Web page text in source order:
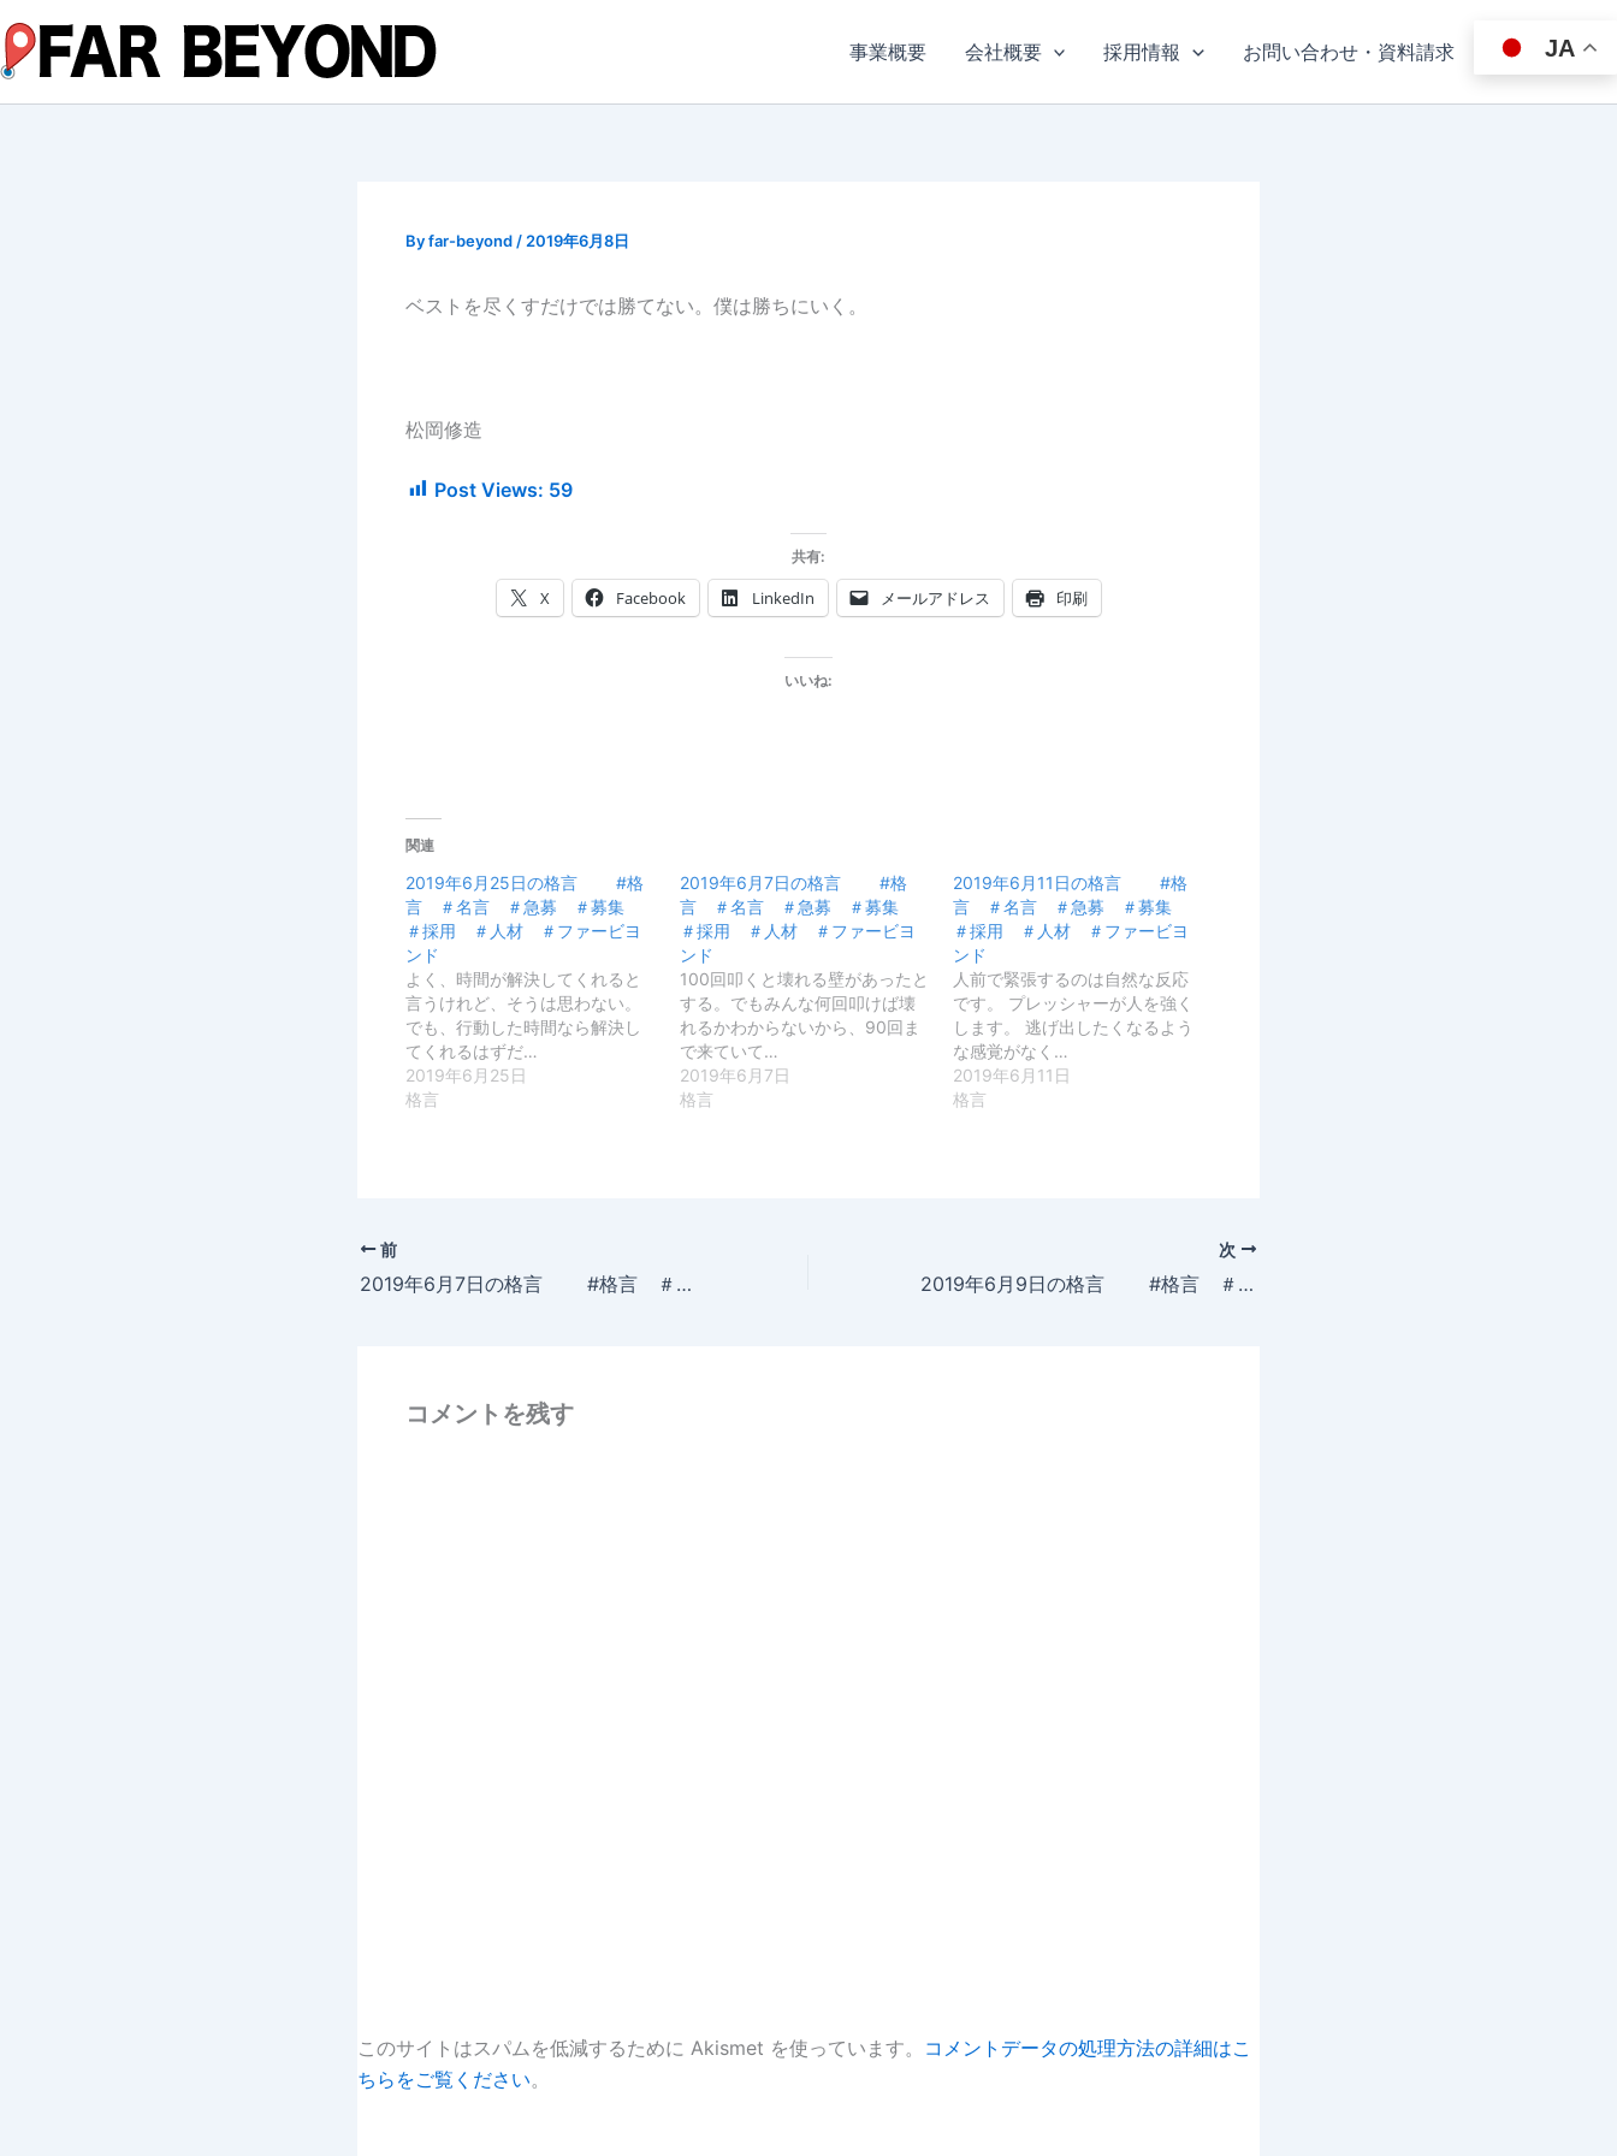
容
を
ス
事業概要 会社概要 採用情報 お問い合わせ・資料請求 JA
Byfar-beyond / 2019年6月8日
ベストを尽くすだけでは勝てない。僕は勝ちにいく。
松岡修造
Post Views: 59
共有:
X Facebook LinkedIn メールアドレス 印刷
いいね:
関連
2019年6月25日の格言 #格
言 ＃名言 ＃急募 ＃募集
＃採用 ＃人材 ＃ファービヨ
ンド
よく、時間が解決してくれると
言うけれど、そうは思わない。
でも、行動した時間なら解決し
てくれるはずだ…
2019年6月25日
格言
2019年6月7日の格言 #格
言 ＃名言 ＃急募 ＃募集
＃採用 ＃人材 ＃ファービヨ
ンド
100回叩くと壊れる壁があったと
する。でもみんな何回叩けば壊
れるかわからないから、90回ま
で来ていて…
2019年6月7日
格言
2019年6月11日の格言 #格
言 ＃名言 ＃急募 ＃募集
＃採用 ＃人材 ＃ファービヨ
ンド
人前で緊張するのは自然な反応
です。 プレッシャーが人を強く
します。 逃げ出したくなるよう
な感覚がなく…
2019年6月11日
格言
前
2019年6月7日の格言 #格言 ＃名言 ＃急募 ＃募集 ＃採用 ＃人材 ＃ファービヨンド
次
2019年6月9日の格言 #格言 ＃名言 ＃急募 ＃募集 ＃採用 ＃人材 ＃ファービヨンド
コメントを残す
このサイトはスパムを低減するために Akismet を使っています。 コメントデータの処理方法の詳細はこ
ちらをご覧ください。